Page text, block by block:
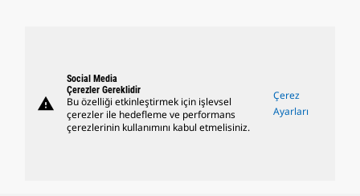
warning
Social Media
Çerezler Gereklidir
Bu özelliği etkinleştirmek için işlevsel
çerezler ile hedefleme ve performans
çerezlerinin kullanımını kabul etmelisiniz.
Çerez
Ayarları